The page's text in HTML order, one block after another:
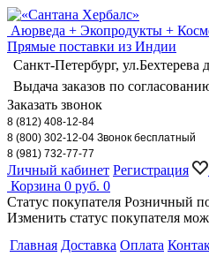
Аюрведа + Экопродукты +
Прямые поставки из Индии
Санкт-Петербург, ул.Бехтерева
Выдача заказов по
Заказать звонок
8 (812) 408-12-84
8 (800) 302-12-04 Звонок бесплатный
8 (981) 732-77-77
Личный кабинет Регистрация
Корзина 0 руб. 0
Статус покупателя Розничный
Изменить статус покупателя
Главная Доставка Оплата